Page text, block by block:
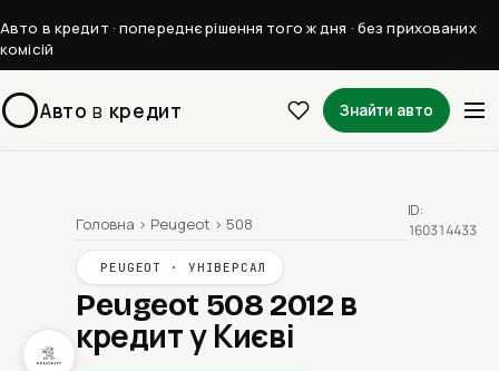
Авто в кредит · попереднє рішення того ж дня · без прихованих
комісій
Авто в кредит Знайти авто
Головна › Peugeot › 508
PEUGEOT · УНІВЕРСАЛ
Peugeot 508 2012 в
кредит у Києві
ID:
160314433